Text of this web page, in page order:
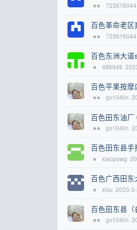
⭐⭐ 723616044
百色革命老区
⭐⭐ 723616044
百色东洲大道
⭐ 486948
百色平果按摩
⭐⭐ gx104lin
百色田东油厂
⭐⭐ gx104lin
百色田东县手
⭐ xiaopswg
百色广西田东
⭐ xixu 2023-
百色田东县（
⭐⭐ gx104lin